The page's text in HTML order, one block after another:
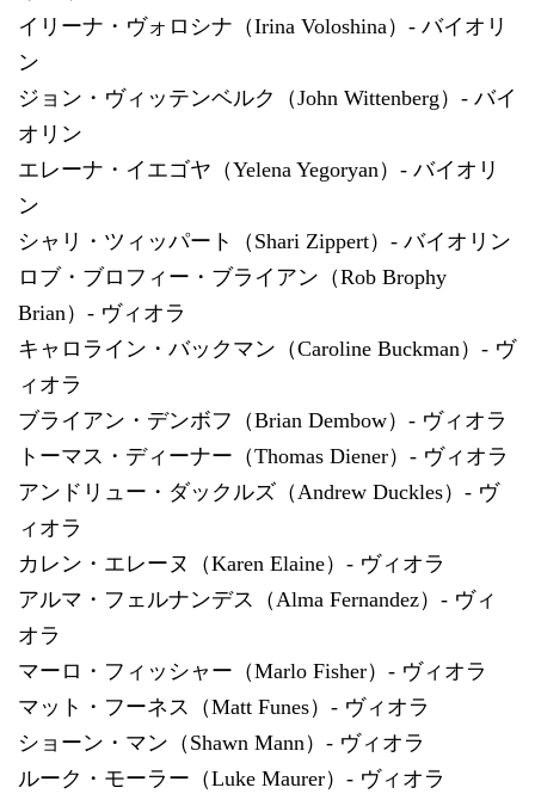
イリーナ・ヴォロシナ（Irina Voloshina）- バイオリ
ン
ジョン・ヴィッテンベルク（John Wittenberg）- バイ
オリン
エレーナ・イエゴヤ（Yelena Yegoryan）- バイオリ
ン
シャリ・ツィッパート（Shari Zippert）- バイオリン
ロブ・ブロフィー・ブライアン（Rob Brophy
Brian）- ヴィオラ
キャロライン・バックマン（Caroline Buckman）- ヴ
ィオラ
ブライアン・デンボフ（Brian Dembow）- ヴィオラ
トーマス・ディーナー（Thomas Diener）- ヴィオラ
アンドリュー・ダックルズ（Andrew Duckles）- ヴ
ィオラ
カレン・エレーヌ（Karen Elaine）- ヴィオラ
アルマ・フェルナンデス（Alma Fernandez）- ヴィ
オラ
マーロ・フィッシャー（Marlo Fisher）- ヴィオラ
マット・フーネス（Matt Funes）- ヴィオラ
ショーン・マン（Shawn Mann）- ヴィオラ
ルーク・モーラー（Luke Maurer）- ヴィオラ